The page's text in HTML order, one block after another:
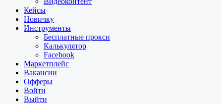
Кейсы
Новичку
Инструменты
Бесплатные прокси
Калькулятор
Facebook
Маркетплейс
Вакансии
Офферы
Войти
Выйти